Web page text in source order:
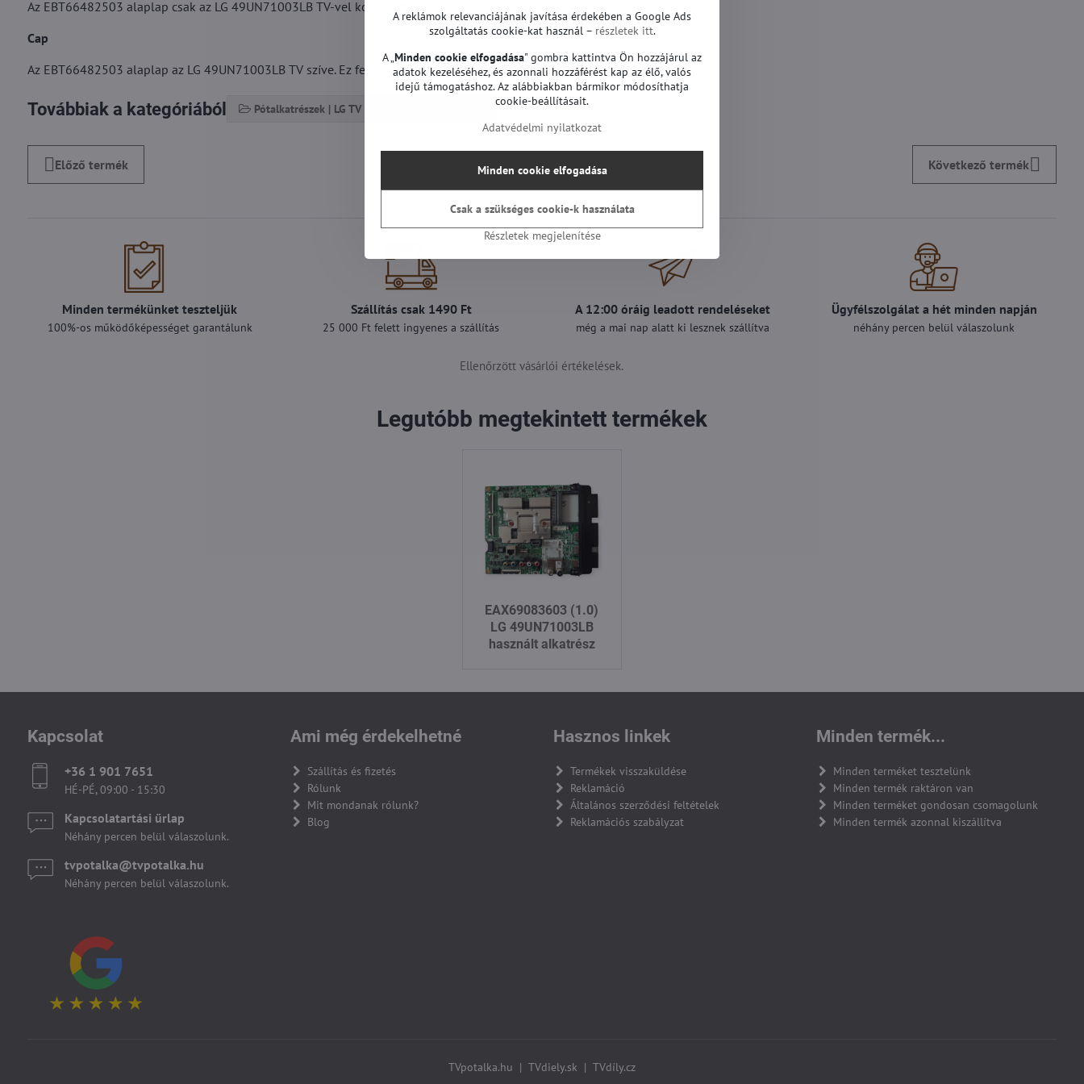
Az EBT66482503 alaplap csak az LG 49UN71003LB TV-vel kompatibilis.
Cap
Az EBT66482503 alaplap az LG 49UN71003LB TV szíve. Ez felel minden funkciójáért és teljesítményéért.
Továbbiak a kategóriából Pótalkatrészek | LG TV
Előző termék Következő termék
Minden termékünket teszteljük
100%-os működőképességet garantálunk
Szállítás csak 1490 Ft
25 000 Ft felett ingyenes a szállítás
A 12:00 óráig leadott rendeléseket
még a mai nap alatt ki lesznek szállítva
Ügyfélszolgálat a hét minden napján
néhány percen belül válaszolunk
Ellenőrzött vásárlói értékelések.
Legutóbb megtekintett termékek
EAX69083603 (1.0)
LG 49UN71003LB
használt alkatrész
Kapcsolat
+36 1 901 7651
HÉ-PÉ, 09:00 - 15:30
Kapcsolatartási űrlap
Néhány percen belül válaszolunk.
tvpotalka​@tvpotalka​.hu
Néhány percen belül válaszolunk.
Ami még érdekelhetné
Szállítás és fizetés
Rólunk
Mit mondanak rólunk?
Blog
Hasznos linkek
Termékek visszaküldése
Reklamáció
Általános szerződési feltételek
Reklamációs szabályzat
Minden termék...
Minden terméket tesztelünk
Minden termék raktáron van
Minden terméket gondosan csomagolunk
Minden termék azonnal kiszállítva
TVpotalka.hu | TVdiely.sk | TVdíly.cz
A reklámok relevanciájának javítása érdekében a Google Ads
szolgáltatás cookie-kat használ – részletek itt.
A „ Minden cookie elfogadása" gombra kattintva Ön hozzájárul az
adatok kezeléséhez, és azonnali hozzáférést kap az élő, valós
idejű támogatáshoz. Az alábbiakban bármikor módosíthatja
cookie-beállításait.
Adatvédelmi nyilatkozat
Részletek megjelenítése
Minden cookie elfogadása
Csak a szükséges cookie-k használata